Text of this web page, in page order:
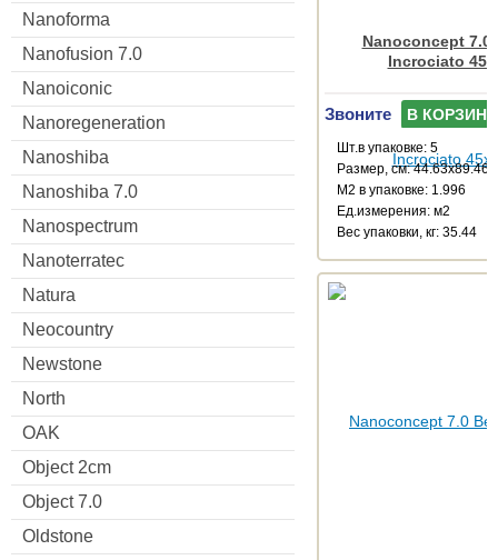
Nanoforma
Nanofusion 7.0
Nanoiconic
Nanoregeneration
Nanoshiba
Nanoshiba 7.0
Nanospectrum
Nanoterratec
Natura
Neocountry
Newstone
North
OAK
Object 2cm
Object 7.0
Oldstone
Nanoconcept 7.0
Incrociato
Звоните В КОРЗИНУ
Шт.в упаковке: 5
Размер, см: 44.63x89.46
М2 в упаковке: 1.996
Ед.измерения: м2
Веc упаковки, кг: 35.44